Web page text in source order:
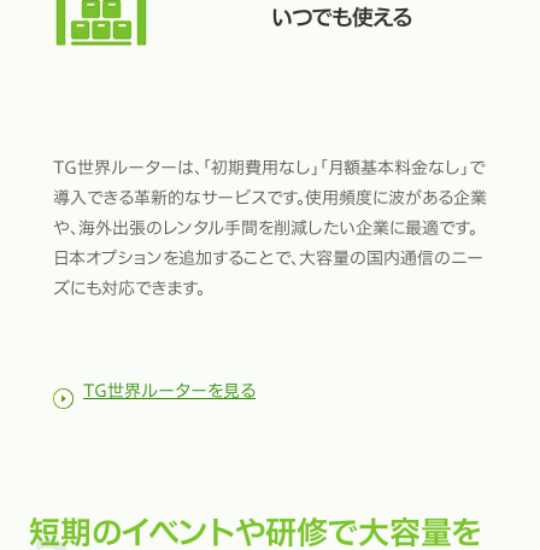
いつでも使える
TG世界ルーターは、「初期費用なし」「月額基本料金なし」で
導入できる革新的なサービスです。使用頻度に波がある企業
や、海外出張のレンタル手間を削減したい企業に最適です。
日本オプションを追加することで、大容量の国内通信のニー
ズにも対応できます。
TG世界ルーターを見る
短期のイベントや研修で大容量を